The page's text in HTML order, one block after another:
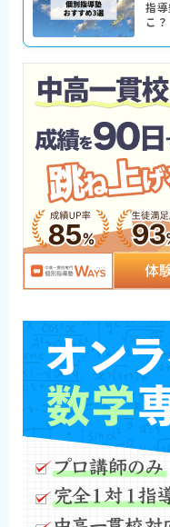
指
こ？